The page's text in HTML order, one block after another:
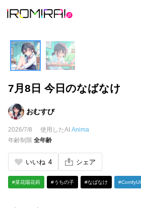
7月8日 今日のなばなけ
おむすび
2026/7/8 使用したAI Anima
年齢制限 全年齢
いいね 4 シェア
#菜花陽花莉 #うちの子 #なばなけ #ComfyUI